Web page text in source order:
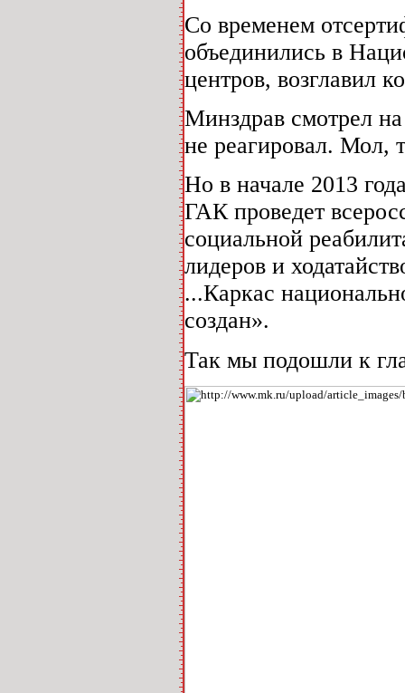
Со временем
объединились в
центров, возглавил
Минздрав смотрел
не реагировал. Мол,
Но в начале 2013
ГАК проведет
социальной
лидеров и
...Каркас
создан».
Так мы подошли к